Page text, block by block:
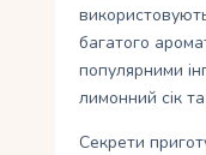
багатого
популярними
лимонний сік
Секрети